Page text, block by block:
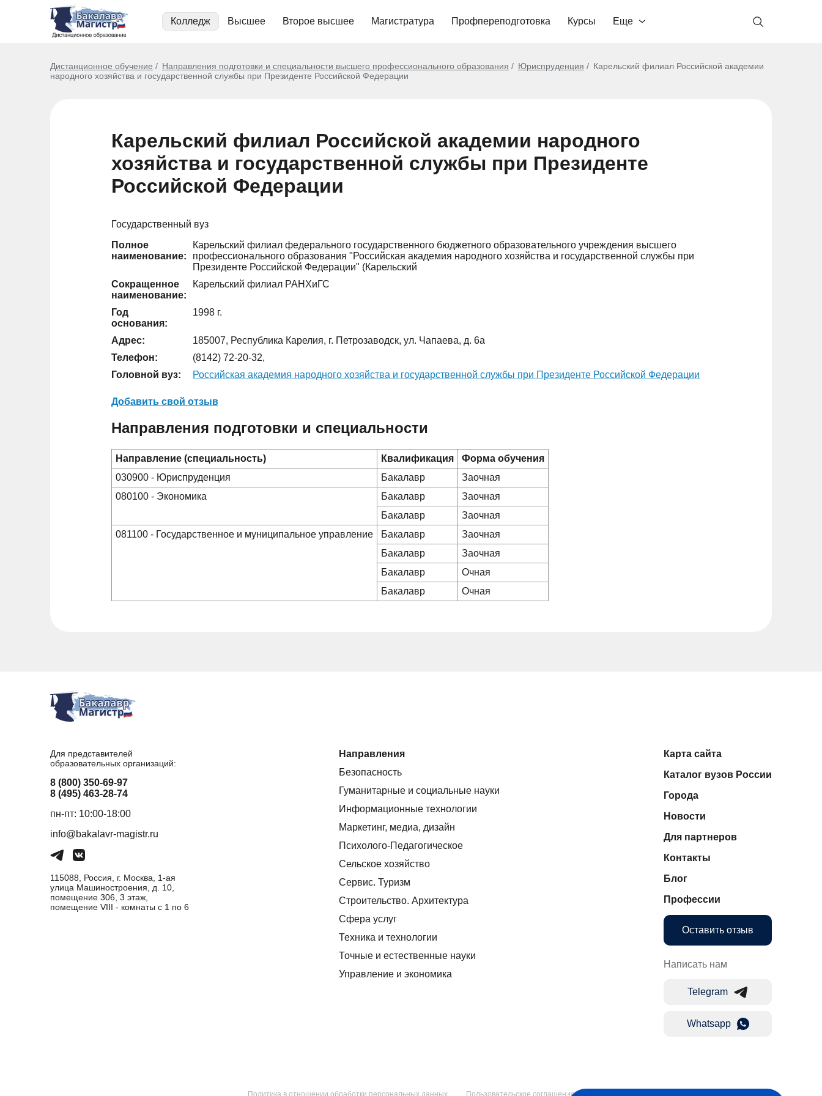
Колледж Высшее Второе высшее Магистратура Профпереподготовка Курсы Еще
Дистанционное обучение Направления подготовки и специальности высшего профессионального образования Юриспруденция
Карельский филиал Российской академии
народного хозяйства и государственной службы при Президенте Российской Федерации
Карельский филиал Российской академии народного
хозяйства и государственной службы при Президенте
Российской Федерации
Государственный вуз
Полное
наименование:
Карельский филиал федерального государственного бюджетного образовательного учреждения высшего
профессионального образования "Российская академия народного хозяйства и государственной службы при
Президенте Российской Федерации" (Карельский
Сокращенное
наименование:
Карельский филиал РАНХиГС
Год
основания:
1998 г.
Адрес:
185007, Республика Карелия, г. Петрозаводск, ул. Чапаева, д. 6а
Телефон:
(8142) 72-20-32,
Головной вуз:
Российская академия народного хозяйства и государственной службы при Президенте Российской Федерации
Добавить свой отзыв
Направления подготовки и специальности
Направление (специальность) Квалификация
Форма обучения
030900 - Юриспруденция
Бакалавр
Заочная
080100 - Экономика
Бакалавр
Заочная
Бакалавр
Заочная
081100 - Государственное и муниципальное управление
Бакалавр
Заочная
Бакалавр
Заочная
Бакалавр
Очная
Бакалавр
Очная
Для представителей
образовательных организаций:
8 (800) 350-69-97
8 (495) 463-28-74
пн-пт: 10:00-18:00
info@bakalavr-magistr.ru
115088, Россия, г. Москва, 1-ая
улица Машиностроения, д. 10,
помещение 306, 3 этаж,
помещение VIII - комнаты с 1 по 6
Направления
Безопасность
Гуманитарные и социальные науки
Информационные технологии
Маркетинг, медиа, дизайн
Психолого-Педагогическое
Сельское хозяйство
Сервис. Туризм
Строительство. Архитектура
Сфера услуг
Техника и технологии
Точные и естественные науки
Управление и экономика
Карта сайта
Каталог вузов России
Города
Новости
Для партнеров
Контакты
Блог
Профессии
Оставить отзыв
Написать нам
Telegram
Whatsapp
Политика в отношении обработки персональных данных Пользовательское соглашение